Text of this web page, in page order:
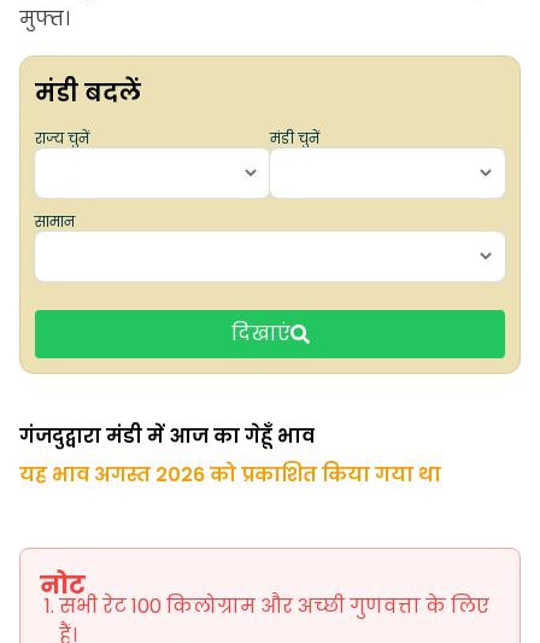
मुफ्त।
मंडी बदलें
राज्य चुनें मंडी चुनें
सामान
दिखाएं
गंजदुद्वारा मंडी में आज का गेहूँ भाव
यह भाव अगस्त 2026 को प्रकाशित किया गया था
नोट
सभी रेट 100 किलोग्राम और अच्छी गुणवत्ता के लिए
हैं।